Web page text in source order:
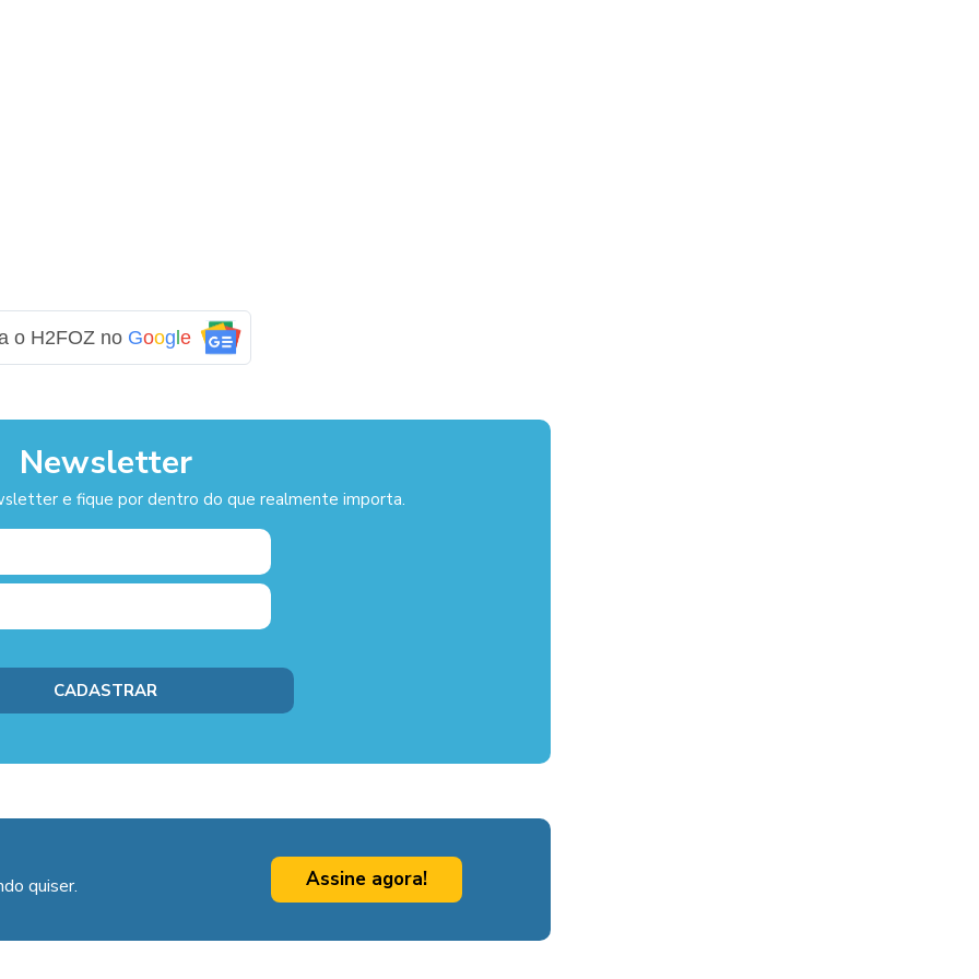
o H2FOZ no Google
Newsletter
e fique por dentro do que realmente importa.
quiser. Assine agora!